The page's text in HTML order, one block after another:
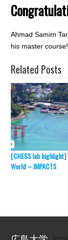
Ahmad Samim
his master course!
Related Posts
[CHESS lab highlight]
World – IMPACTS